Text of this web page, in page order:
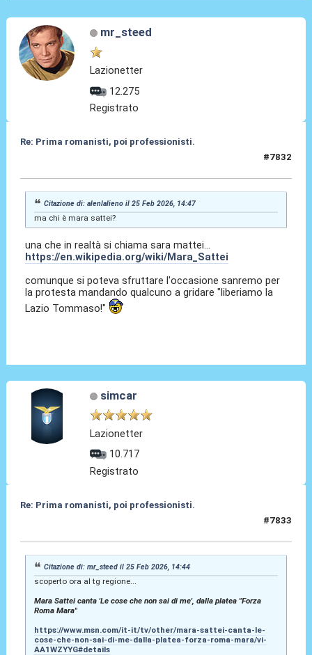
mr_steed
Lazionetter
12.275
Registrato
Re: Prima romanisti, poi professionisti.
#7832
Citazione di: alenlalieno il 25 Feb 2026, 14:47
ma chi è mara sattei?
una che in realtà si chiama sara mattei...
https://en.wikipedia.org/wiki/Mara_Sattei
comunque si poteva sfruttare l'occasione sanremo per
la protesta mandando qualcuno a gridare "liberiamo la
Lazio Tommaso!"
simcar
Lazionetter
10.717
Registrato
Re: Prima romanisti, poi professionisti.
#7833
Citazione di: mr_steed il 25 Feb 2026, 14:44
scoperto ora al tg regione...
Mara Sattei canta 'Le cose che non sai di me', dalla platea "Forza
Roma Mara"
https://www.msn.com/it-it/tv/other/mara-sattei-canta-le-
cose-che-non-sai-di-me-dalla-platea-forza-roma-mara/vi-
AA1WZYYG#details